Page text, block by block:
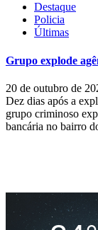
Destaque
Policia
Últimas
Grupo explode
20 de outubro de
Dez dias após a
grupo criminoso
bancária no bairro